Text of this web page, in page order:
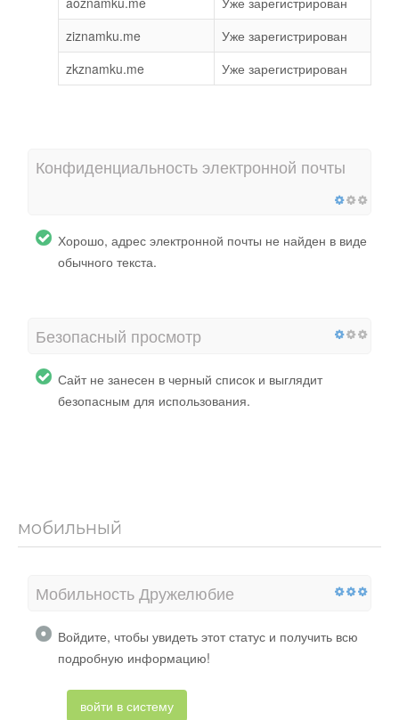
ziznamku.me
Уже зарегистрирован
zkznamku.me
Уже зарегистрирован
Конфиденциальность электронной почты
Хорошо, адрес электронной почты не найден в виде
обычного текста.
Безопасный просмотр
Сайт не занесен в черный список и выглядит
безопасным для использования.
мобильный
Мобильность Дружелюбие
Войдите, чтобы увидеть этот статус и получить всю
подробную информацию!
войти в систему